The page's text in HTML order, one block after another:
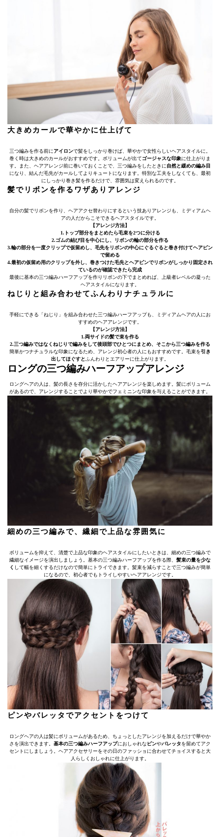
大きめカールで華やかに仕上げて
三つ編みを作る前にアイロンで髪をしっかり巻けば、華やかで女性らしいヘアスタイルに。
巻く時は大きめのカールがおすすめです。ボリュームが出てゴージャスな印象に仕上がりま
す。また、ヘアアレンジ前に巻いておくことで、三つ編みをしたときに自然と緩めの編み目
になり、結んだ毛先がカールしてよりキュートになります。特別な工夫をしなくても、最初
にしっかり巻き髪を作るだけで、雰囲気は変えられるのです。
髪でリボンを作るワザありアレンジ
自分の髪でリボンを作り、ヘアアクセ替わりにするという技ありアレンジも、ミディアムヘ
アの人だからこそできるヘアスタイルです。
【アレンジ方法】
1.トップ部分をまとめたら毛束を2つに分ける
2.ゴムの結び目を中心にし、リボンの輪の部分を作る
3.輪の部分を一度クリップで仮留めし、毛先をリボンの中心にぐるぐると巻き付けてヘアピン
で留める
4.最初の仮留め用のクリップを外し、巻きつけた毛先とヘアピンでリボンがしっかり固定され
ているのが確認できたら完成
最後に基本の三つ編みハーフアップを作りリボンの下でまとめれば、上級者レベルの凝った
ヘアスタイルになります。
ねじりと組み合わせてふんわりナチュラルに
手軽にできる「ねじり」を組み合わせた三つ編みハーフアップも、ミディアムヘアの人にお
すすめのヘアアレンジです。
【アレンジ方法】
1.両サイドの髪で束を作る
2.三つ編みではなくねじりで編みをして後頭部でひとつにまとめ、そこから三つ編みを作る
簡単かつナチュラルな印象になるため、アレンジ初心者の人にもおすすめです。毛束を引き
出してほぐすと ふんわりとエアリーに仕上がります。
ロングの三つ編みハーフアップアレンジ
ロングヘアの人は、髪の長さを存分に活かしたヘアアレンジを楽しめます。髪にボリューム
があるので、アレンジすることでより華やかでフェミニンな印象を与えることができます。
細めの三つ編みで、繊細で上品な雰囲気に
ボリュームを抑えて、清楚で上品な印象のヘアスタイルにしたいときは、細めの三つ編みで
繊細なイメージを演出しましょう。基本の三つ編みハーフアップを作る際、 髪束の量を少な
く して幅を細くするだけなので簡単にトライできます。髪束を減らすことで三つ編みが簡単
になるので、初心者でもトライしやすいヘアアレンジです。
ピンやバレッタでアクセントをつけて
ロングヘアの人は髪にボリュームがあるため、ちょっとしたアレンジを加えるだけで華やか
さを演出できます。 基本の三つ編みハーフアップにおしゃれなピンやバレッタを留めてアク
セントにしましょう。ヘアアクセサリーをその日のファッショに合わせてチョイスすると大
人らしくおしゃれに仕上がります。